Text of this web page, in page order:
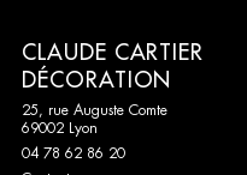
CLAUDE CARTIER
DÉCORATION
25, rue Auguste Comte
69002 Lyon
04 78 62 86 20